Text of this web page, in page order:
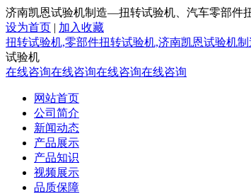
济南凯恩试验机制造—扭转试验机、汽车零部件
设为首页 | 加入收藏
扭转试验机,零部件扭转试验机,济南凯恩试验机
试验机
在线咨询在线咨询在线咨询在线咨询
网站首页
公司简介
新闻动态
产品展示
产品知识
视频展示
品质保障